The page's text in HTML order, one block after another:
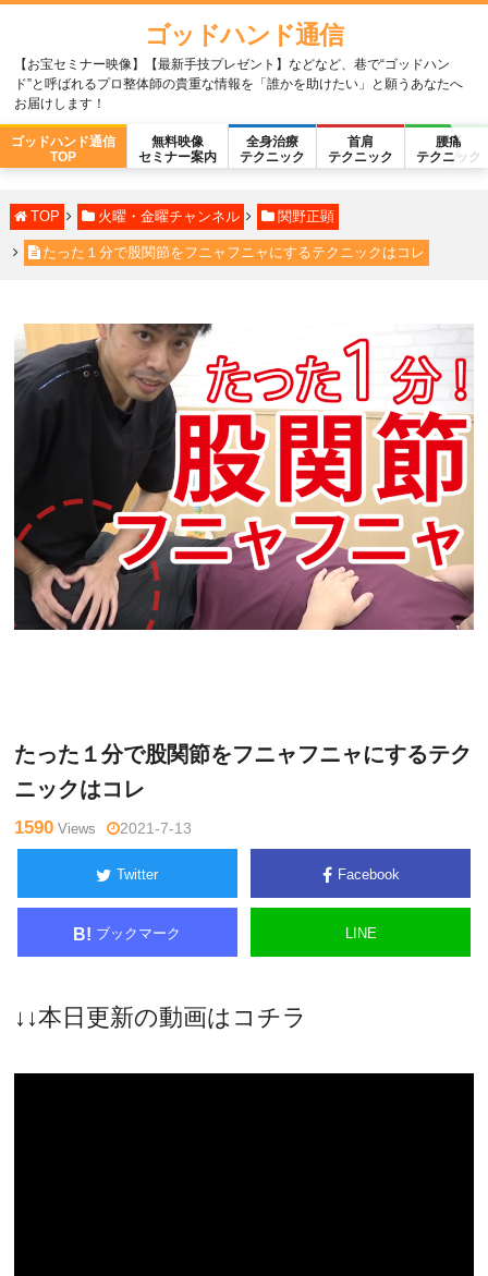
ゴッドハンド通信
【お宝セミナー映像】【最新手技プレゼント】などなど、巷で“ゴッドハン
ド”と呼ばれるプロ整体師の貴重な情報を「誰かを助けたい」と願うあなたへ
お届けします！
ゴッドハンド通信
TOP
無料映像
セミナー案内
全身治療
テクニック
首肩
テクニック
腰痛
テクニック
TOP 火曜・金曜チャンネル 関野正顕
たった１分で股関節をフニャフニャにするテクニックはコレ
たった１分で股関節をフニャフニャにするテク
ニックはコレ
1590 Views 2021-7-13
Twitter Facebook
B! ブックマーク LINE
↓↓本日更新の動画はコチラ